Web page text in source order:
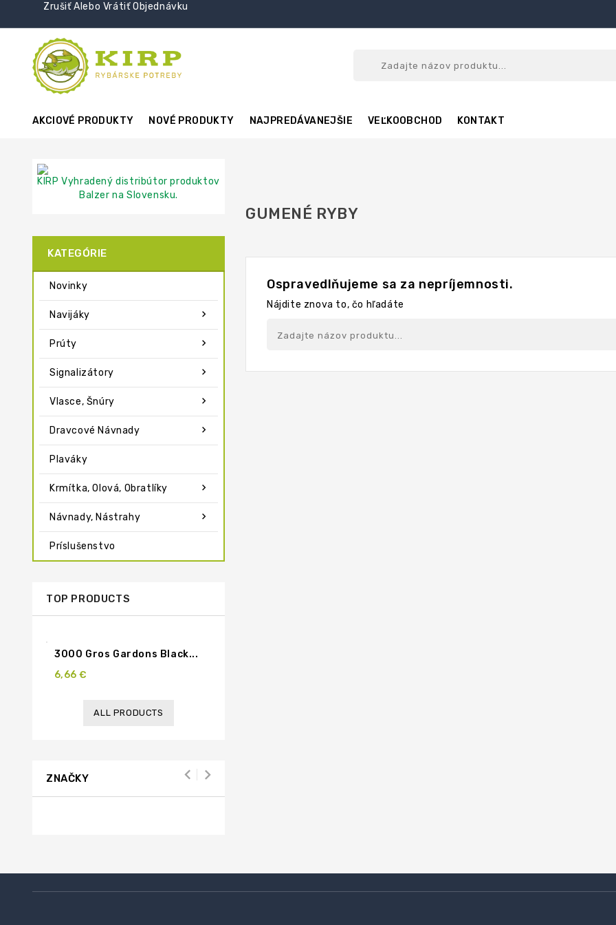
Zrušiť Alebo Vrátiť Objednávku
AKCIOVÉ PRODUKTY NOVÉ PRODUKTY NAJPREDÁVANEJŠIE VEĽKOOBCHOD KONTAKT
KIRP Vyhradený distribútor produktov
Balzer na Slovensku.
KATEGÓRIE
Novinky

Navijáky

Prúty

Signalizátory

Vlasce, Šnúry

Dravcové Návnady
Plaváky

Krmítka, Olová, Obratlíky

Návnady, Nástrahy
Príslušenstvo
TOP PRODUCTS
3000 Gros Gardons Black...
6,66 €
ALL PRODUCTS
ZNAČKY
GUMENÉ RYBY
Ospravedlňujeme sa za nepríjemnosti.
Nájdite znova to, čo hľadáte